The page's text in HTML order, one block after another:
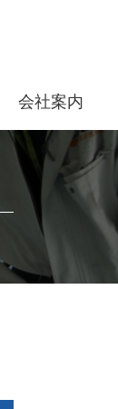
会社案内